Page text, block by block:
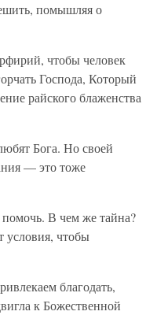
помышляя о
чтобы человек
Господа, Который
райского блаженства
Бога. Но своей
— это тоже
В чем же тайна?
условия, чтобы
благодать,
к Божественной